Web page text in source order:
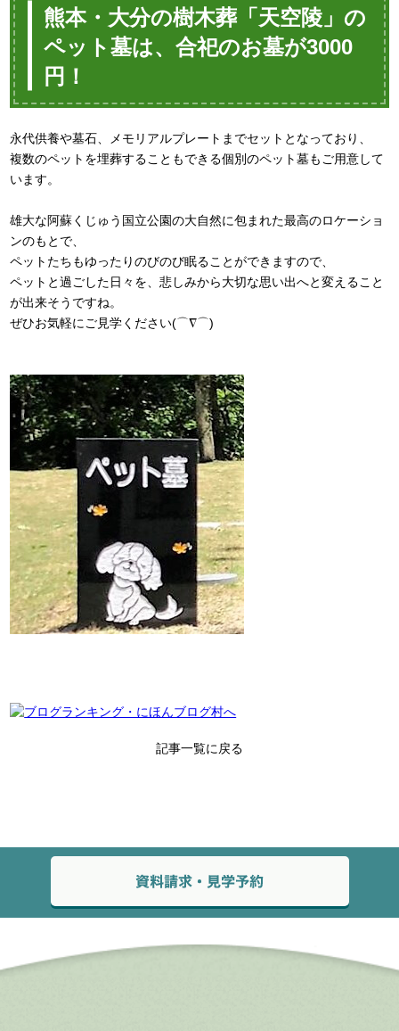
熊本・大分の樹木葬「天空陵」の
ペット墓は、合祀のお墓が3000
円！
永代供養や墓石、メモリアルプレートまでセットとなっており、
複数のペットを埋葬することもできる個別のペット墓もご用意して
います。
雄大な阿蘇くじゅう国立公園の大自然に包まれた最高のロケーショ
ンのもとで、
ペットたちもゆったりのびのび眠ることができますので、
ペットと過ごした日々を、悲しみから大切な思い出へと変えること
が出来そうですね。
ぜひお気軽にご見学ください(⌒∇⌒)
記事一覧に戻る